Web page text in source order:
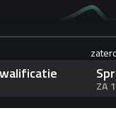
ZA